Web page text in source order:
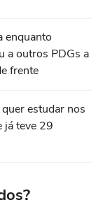
enquanto
a outros PDGs a
frente
estudar nos
já teve 29